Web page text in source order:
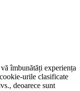
îmbunătăți experiența
urile clasificate
deoarece sunt